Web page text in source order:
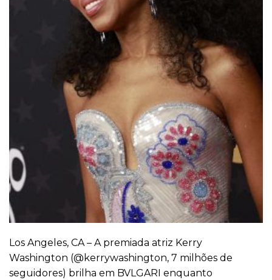
Los Angeles, CA – A premiada atriz Kerry
Washington (@kerrywashington, 7 milhões de
seguidores) brilha em BVLGARI enquanto